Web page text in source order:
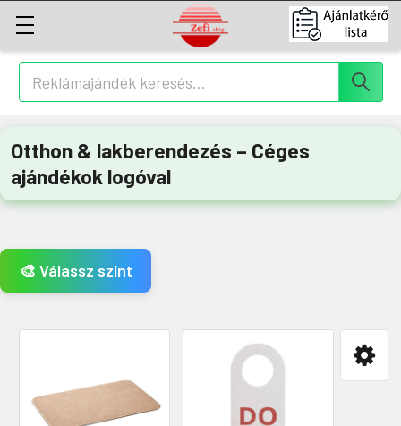
Keresés
Otthon & lakberendezés – Céges
ajándékok logóval
🎨 Válassz színt